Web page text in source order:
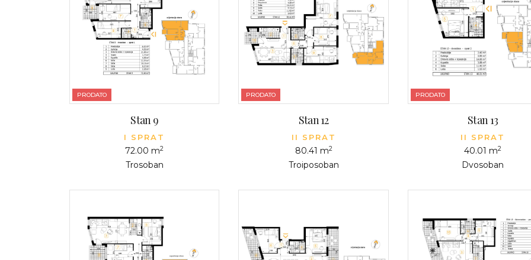
PRODATO
Stan 9
I SPRAT
72.00 m2
Trosoban
PRODATO
Stan 12
II SPRAT
80.41 m2
Troiposoban
PRODATO
Stan 13
II SPRAT
40.01 m2
Dvosoban